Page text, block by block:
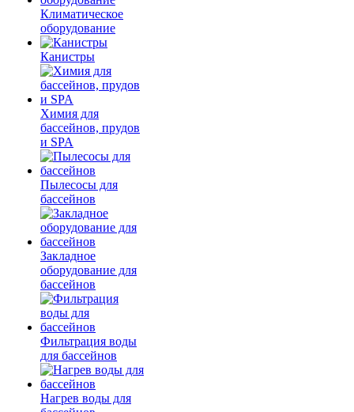
Климатическое
оборудование
Канистры
Химия для
бассейнов, прудов
и SPA
Пылесосы для
бассейнов
Закладное
оборудование для
бассейнов
Фильтрация воды
для бассейнов
Нагрев воды для